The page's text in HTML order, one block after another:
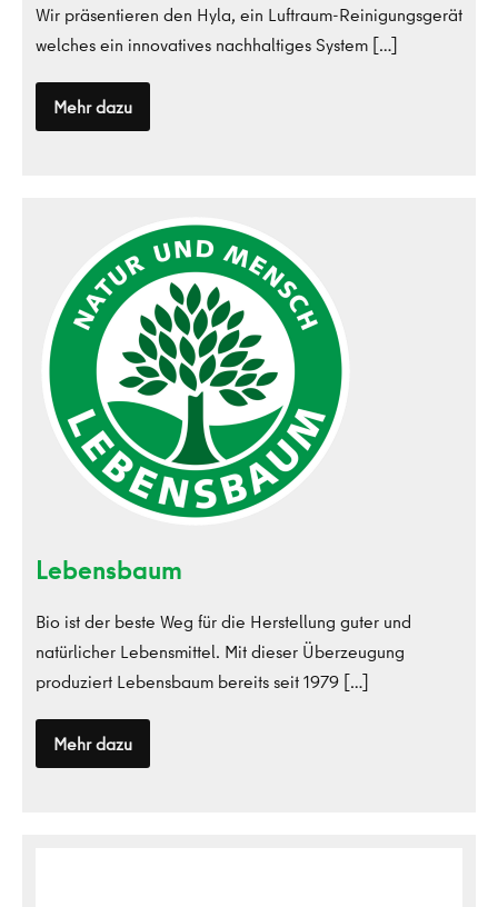
Wir präsentieren den Hyla, ein Luftraum-Reinigungsgerät
welches ein innovatives nachhaltiges System […]
Mehr dazu
Gesundheit
des
Lebensbaum
Bio ist der beste Weg für die Herstellung guter und
natürlicher Lebensmittel. Mit dieser Überzeugung
produziert Lebensbaum bereits seit 1979 […]
Mehr dazuLebensbaum